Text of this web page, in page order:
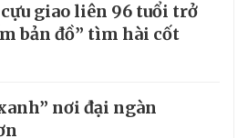
cựu giao liên 96 tuổi trở
bản đồ” tìm hài cốt
nơi đại ngàn